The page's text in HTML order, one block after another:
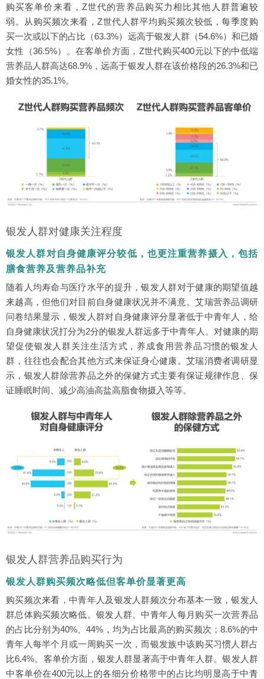
购买客单价来看，Z世代的营养品购买力相比其他人群普遍较
弱。从购买频次来看，Z世代人群平均购买频次较低，每季度购
买一次或以下的占比（63.3%）远高于银发人群（54.6%）和已婚
女性（36.5%）。在客单价方面，Z世代购买400元以下的中低端
营养品人群高达68.9%，远高于银发人群在该价格段的26.3%和已
婚女性的35.1%。
银发人群对健康关注程度
银发人群对自身健康评分较低，也更注重营养摄入，包括
膳食营养及营养品补充
随着人均寿命与医疗水平的提升，银发人群对于健康的期望值越
来越高，但他们对目前自身健康状况并不满意。艾瑞营养品调研
问卷结果显示，银发人群对自身健康评分显著低于中青年人，给
自身健康状况打分为2分的银发人群远多于中青年人。对健康的期
望促使银发人群关注生活方式，养成食用营养品习惯的银发人
群，往往也会配合其他方式来保证身心健康。艾瑞消费者调研显
示，银发人群除营养品之外的保健方式主要有保证规律作息、保
证睡眠时间、减少高油高盐高脂食物摄入等等。
银发人群营养品购买行为
银发人群购买频次略低但客单价显著更高
购买频次来看，中青年人及银发人群频次分布基本一致，银发人
群总体购买频次略低。银发人群、中青年人每月购买一次营养品
的占比分别为40%、44%，均为占比最高的购买频次；8.6%的中
青年人每半个月或一周购买一次，而银发族中该购买习惯人群占
比6.4%。客单价方面，银发人群显著高于中青年人群。银发人群
中客单价在400元以上的各细分价格带中的占比均明显高于中青